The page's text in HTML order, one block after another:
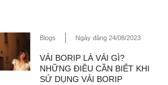
Blogs Ngày đăng 24/08/2023
VẢI BORIP LÀ VẢI GÌ?
NHỮNG ĐIỀU CẦN BIẾT KHI
SỬ DỤNG VẢI BORIP